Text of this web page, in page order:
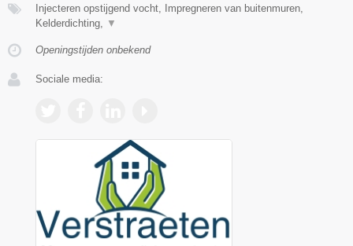
Injecteren opstijgend vocht, Impregneren van buitenmuren,
Kelderdichting,
▼
Openingstijden onbekend
Sociale media: